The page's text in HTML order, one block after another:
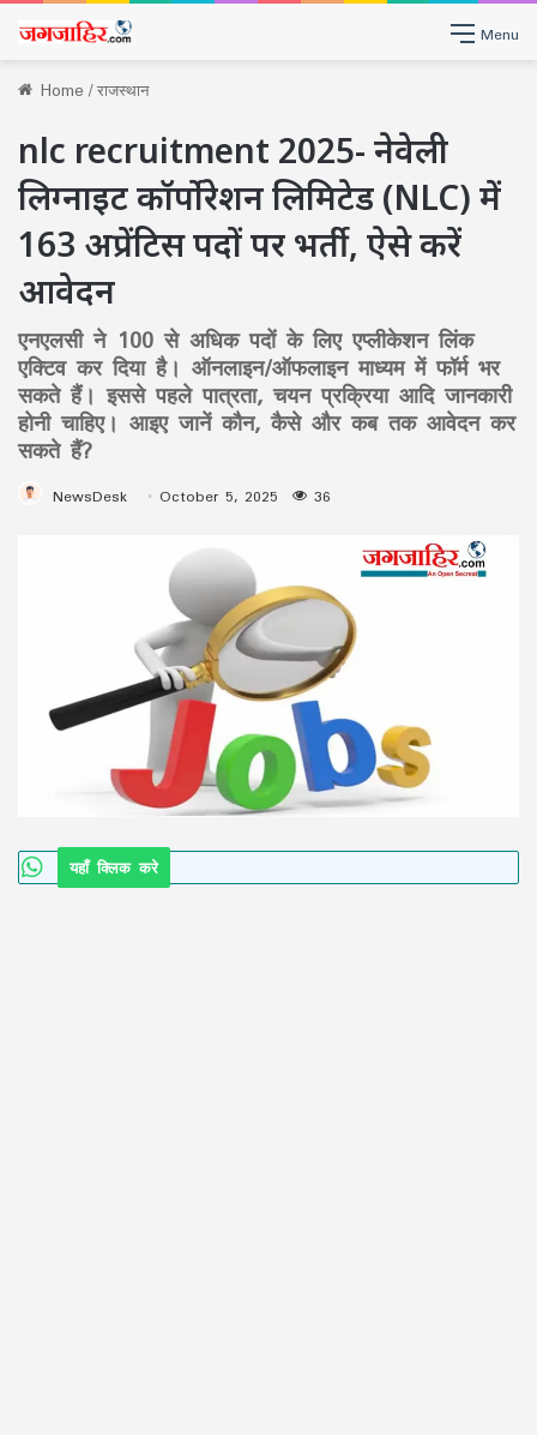
Menu
Home/राजस्थान
nlc recruitment 2025- नेवेली
लिग्नाइट कॉर्पोरेशन लिमिटेड (NLC) में
163 अप्रेंटिस पदों पर भर्ती, ऐसे करें
आवेदन
एनएलसी ने 100 से अधिक पदों के लिए एप्लीकेशन लिंक
एक्टिव कर दिया है। ऑनलाइन/ऑफलाइन माध्यम में फॉर्म भर
सकते हैं। इससे पहले पात्रता, चयन प्रक्रिया आदि जानकारी
होनी चाहिए। आइए जानें कौन, कैसे और कब तक आवेदन कर
सकते हैं?
NewsDesk October 5, 2025 36
यहाँ क्लिक करे